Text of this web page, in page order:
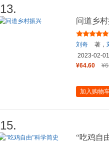
13.
问道乡
刘奇 著，
2023-02-01
¥64.60
加入购物
15.
“吃鸡自